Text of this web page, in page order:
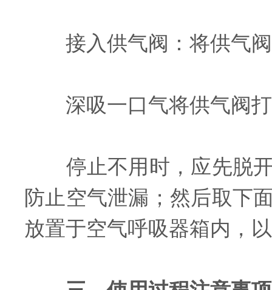
接入供气阀：将供气阀
深吸一口气将供气阀打
停止不用时，应先脱开
防止空气泄漏；然后取下
放置于空气呼吸器箱内，